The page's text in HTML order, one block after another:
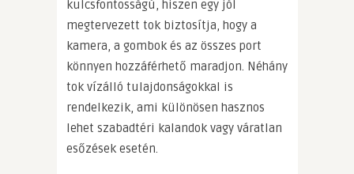
kulcsfontosságú, hiszen egy jól
megtervezett tok biztosítja, hogy a
kamera, a gombok és az összes port
könnyen hozzáférhető maradjon. Néhány
tok vízálló tulajdonságokkal is
rendelkezik, ami különösen hasznos
lehet szabadtéri kalandok vagy váratlan
esőzések esetén.